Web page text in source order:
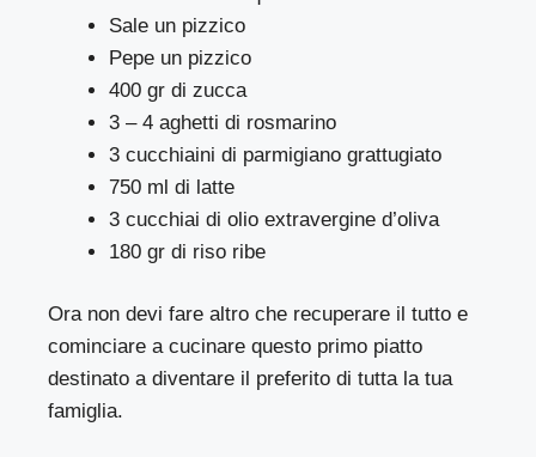
Sale un pizzico
Pepe un pizzico
400 gr di zucca
3 – 4 aghetti di rosmarino
3 cucchiaini di parmigiano grattugiato
750 ml di latte
3 cucchiai di olio extravergine d’oliva
180 gr di riso ribe
Ora non devi fare altro che recuperare il tutto e
cominciare a cucinare questo primo piatto
destinato a diventare il preferito di tutta la tua
famiglia.